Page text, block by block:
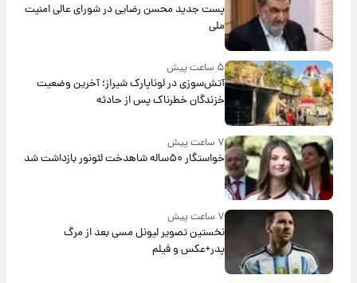
پست جدید محسن رضایی در شورای عالی امنیت
ملی
۵ ساعت پیش
آتش‌سوزی در لوناپارک شیراز؛ آخرین وضعیت
خزندگان خطرناک پس از حادثه
۷ ساعت پیش
خواستگار ۵۰ساله شاهدخت لئونور بازداشت شد
نخستین تصویر لیونل مسی بعد از مرگ
پدر+عکس و فیلم